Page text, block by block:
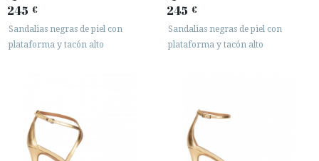
245 €
Sandalias negras de piel con
plataforma y tacón alto
245 €
Sandalias negras de piel con
plataforma y tacón alto